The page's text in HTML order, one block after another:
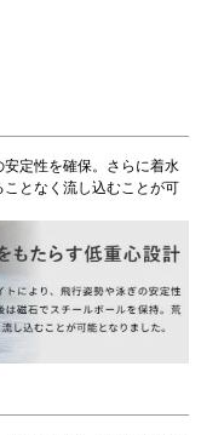
定性を確保。さらに着水
となく流し込むことが可